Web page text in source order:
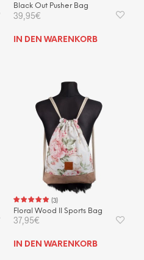
Black Out Pusher Bag
39,95€
IN DEN WARENKORB
(3)
Floral Wood II Sports Bag
37,95€
IN DEN WARENKORB